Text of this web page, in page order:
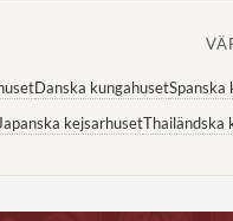
Danska kungahusetSpanska
Japanska kejsarhusetThailändska